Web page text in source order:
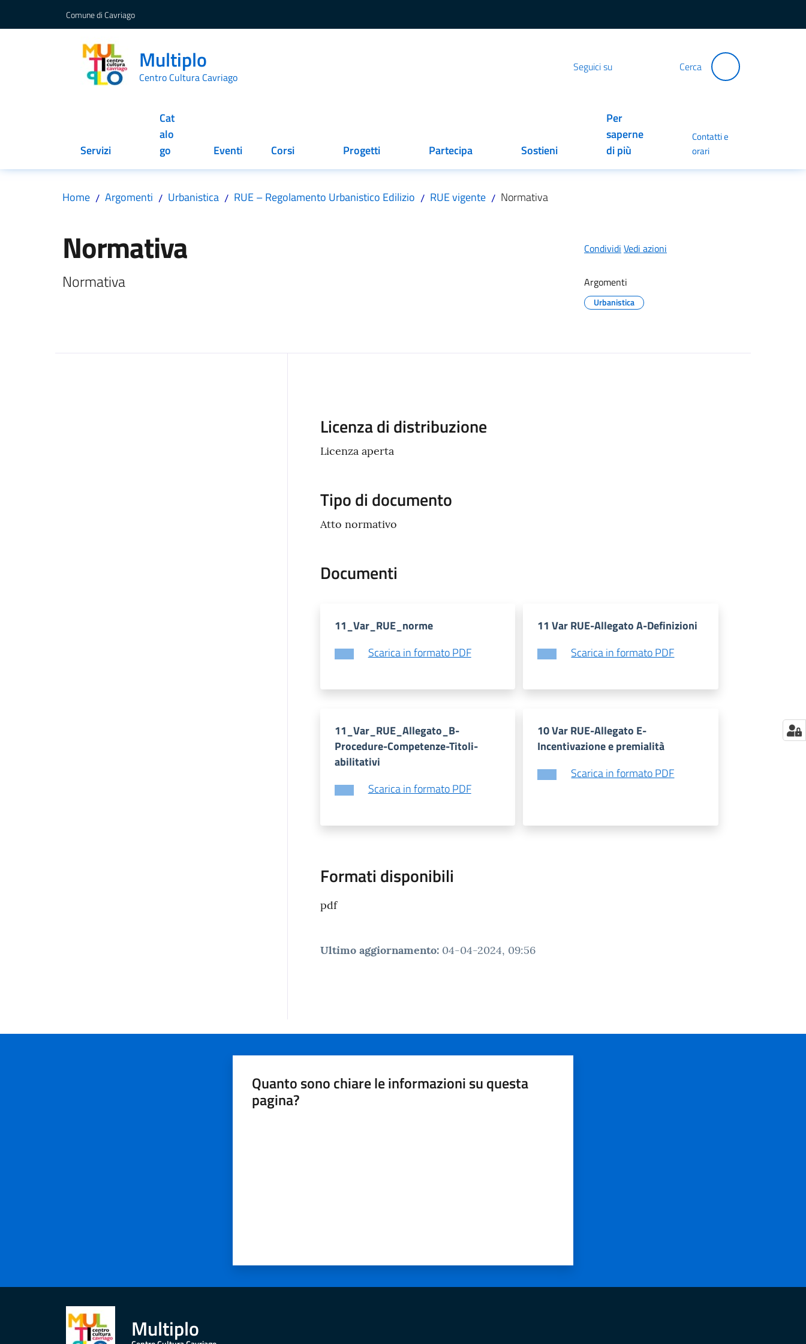
Comune di Cavriago
Multiplo
Centro Cultura Cavriago
Seguici su Cerca
Servizi
Cat
alo
go
Eventi Corsi Progetti Partecipa Sostieni
Per
saperne
di più
Contatti e
orari
Home / Argomenti / Urbanistica / RUE – Regolamento Urbanistico Edilizio / RUE vigente / Normativa
Normativa
Normativa
Condividi Vedi azioni
Argomenti
Urbanistica
Descrizione
Licenza di distribuzione
Licenza aperta
Tipo di documento
Atto normativo
Documenti
11_Var_RUE_norme
Scarica in formato PDF
11 Var RUE-Allegato A-Definizioni
Scarica in formato PDF
11_Var_RUE_Allegato_B-
Procedure-Competenze-Titoli-
abilitativi
Scarica in formato PDF
10 Var RUE-Allegato E-
Incentivazione e premialità
Scarica in formato PDF
Formati disponibili
pdf
Ultimo aggiornamento: 04-04-2024, 09:56
Quanto sono chiare le informazioni su questa
pagina?
Multiplo